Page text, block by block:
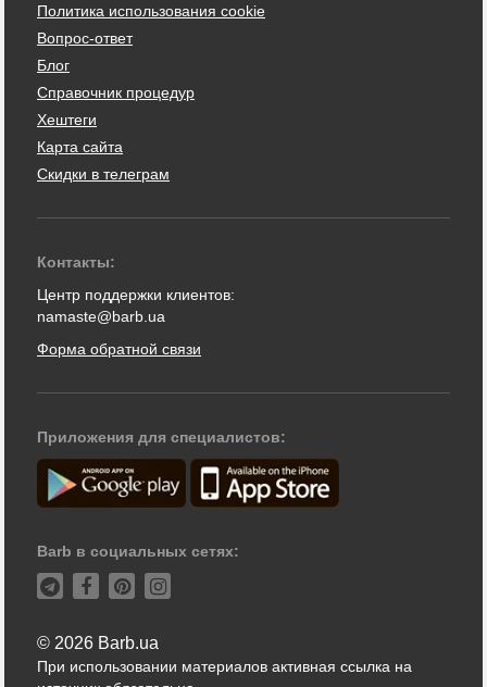
Политика использования cookie
Вопрос-ответ
Блог
Справочник процедур
Хештеги
Карта сайта
Скидки в телеграм
Контакты:
Центр поддержки клиентов:
namaste@barb.ua
Форма обратной связи
Приложения для специалистов:
Barb в социальных сетях:
© 2026 Barb.ua
При использовании материалов активная ссылка на